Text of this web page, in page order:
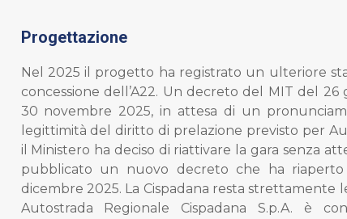
Progettazione
Nel 2025 il progetto ha registrato un ulteriore
concessione dell’A22. Un decreto del MIT del
30 novembre 2025, in attesa di un
legittimità del diritto di prelazione previsto per
il Ministero ha deciso di riattivare la gara senza
pubblicato un nuovo decreto che ha
dicembre 2025. La Cispadana resta strettamente
Autostrada Regionale Cispadana S.p.A. è